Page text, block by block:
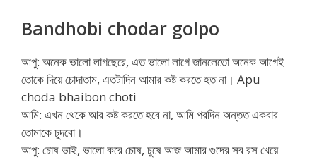
Bandhobi chodar golpo
আপু: অনেক ভালো লাগছেরে, এত ভালো লাগে জানলেতো অনেক আগেই
তোকে দিয়ে চোদাতাম, এতটাদিন আমার কষ্ট করতে হত না। Apu
choda bhaibon choti
আমি: এখন থেকে আর কষ্ট করতে হবে না, আমি পরদিন অন্তত একবার
তোমাকে চুদবো।
আপু: চোষ ভাই, ভালো করে চোষ, চুষে আজ আমার গুদের সব রস খেয়ে